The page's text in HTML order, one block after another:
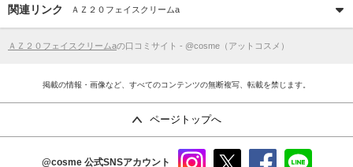
関連リンク ＡＺ２０フェイスクリームa
ＡＺ２０フェイスクリームaの口コミサイト - @cosme（アットコスメ）
掲載の情報・画像など、すべてのコンテンツの無断複写、転載を禁じます。
ページトップへ
@cosme 公式SNSアカウント